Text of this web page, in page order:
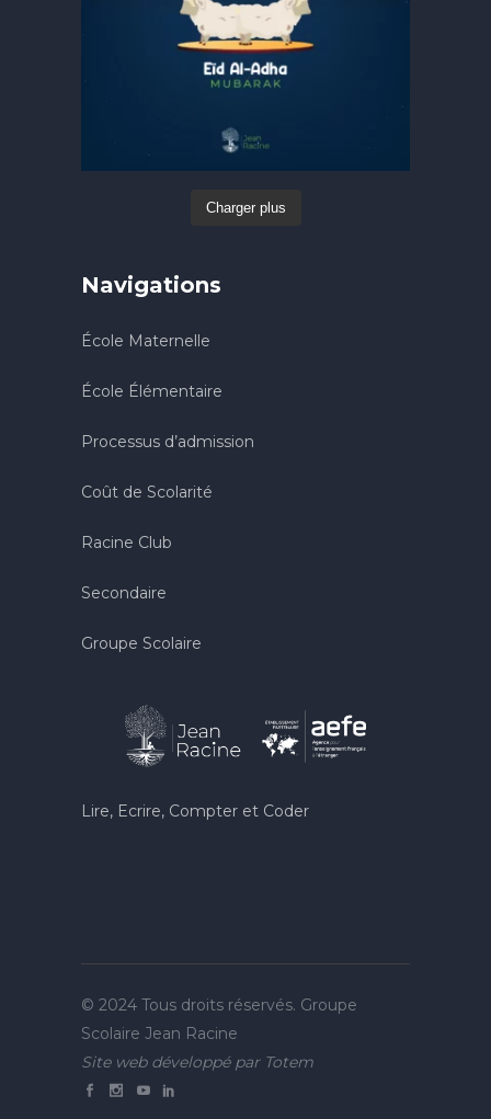
Charger plus
Navigations
École Maternelle
École Élémentaire
Processus d’admission
Coût de Scolarité
Racine Club
Secondaire
Groupe Scolaire
Lire, Ecrire, Compter et Coder
© 2024 Tous droits réservés. Groupe
Scolaire Jean Racine
Site web développé par Totem